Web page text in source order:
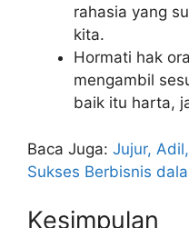
rahasia yang
kita.
Hormati hak
mengambil
baik itu harta,
Baca Juga: Jujur,
Sukses Berbisnis
Kesimpulan